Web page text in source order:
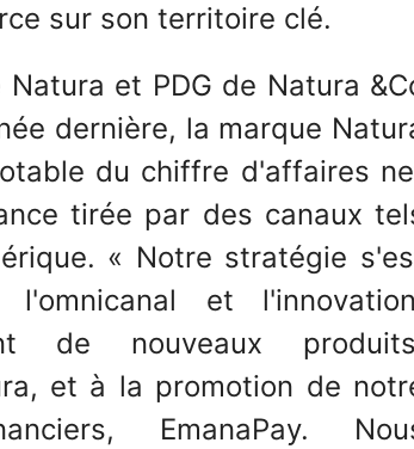
sur son territoire clé.
et PDG de Natura
dernière, la marque
du chiffre d'affaires
tirée par des canaux
« Notre stratégie
et
de nouveaux
et à la promotion de
EmanaPay.